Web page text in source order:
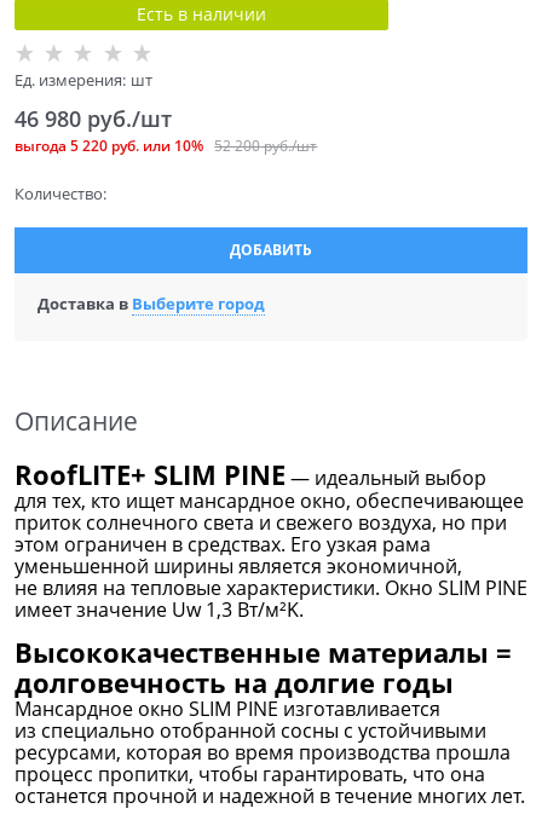
Есть в наличии
Ед. измерения: шт
52 200 руб./шт
46 980 руб./шт
выгода 5 220 руб. или 10%
Количество:
ДОБАВИТЬ
Доставка в Выберите город
Описание
RoofLITE+ SLIM PINE — идеальный выбор
для тех, кто ищет мансардное окно, обеспечивающее
приток солнечного света и свежего воздуха, но при
этом ограничен в средствах. Его узкая рама
уменьшенной ширины является экономичной,
не влияя на тепловые характеристики. Окно SLIM PINE
имеет значение Uw 1,3 Вт/м²K.
Высококачественные материалы =
долговечность на долгие годы
Мансардное окно SLIM PINE изготавливается
из специально отобранной сосны с устойчивыми
ресурсами, которая во время производства прошла
процесс пропитки, чтобы гарантировать, что она
останется прочной и надежной в течение многих лет.